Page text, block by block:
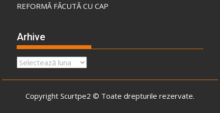
REFORMĂ FĂCUTĂ CU CAP
Arhive
Arhive
Copyright Scurtpe2 © Toate drepturile rezervate.